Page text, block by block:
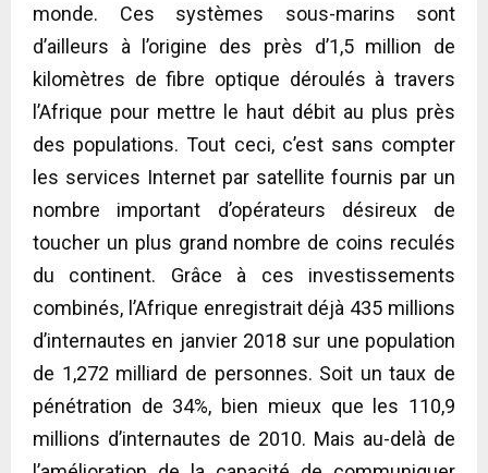
monde. Ces systèmes sous-marins sont
d’ailleurs à l’origine des près d’1,5 million de
kilomètres de fibre optique déroulés à travers
l’Afrique pour mettre le haut débit au plus près
des populations. Tout ceci, c’est sans compter
les services Internet par satellite fournis par un
nombre important d’opérateurs désireux de
toucher un plus grand nombre de coins reculés
du continent. Grâce à ces investissements
combinés, l’Afrique enregistrait déjà 435 millions
d’internautes en janvier 2018 sur une population
de 1,272 milliard de personnes. Soit un taux de
pénétration de 34%, bien mieux que les 110,9
millions d’internautes de 2010. Mais au-delà de